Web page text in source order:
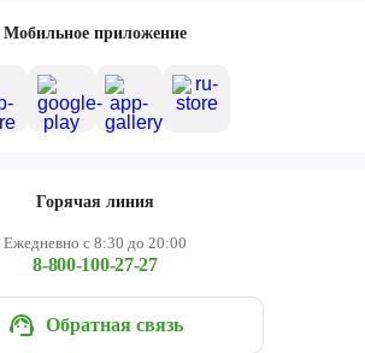
Мобильное приложение
Горячая линия
Ежедневно с 8:30 до 20:00
8-800-100-27-27
Обратная связь